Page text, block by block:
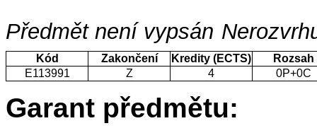
Předmět není vypsán
Kód Zakončení Kredity (ECTS)
Rozsah
E113991
Z 4 0P+0C
Garant předmětu: